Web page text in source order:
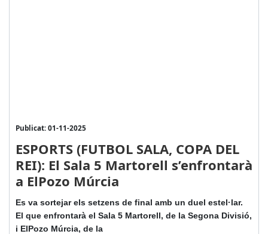
Publicat: 01-11-2025
ESPORTS (FUTBOL SALA, COPA DEL
REI): El Sala 5 Martorell s’enfrontarà
a ElPozo Múrcia
Es va sortejar els setzens de final amb un duel estel·lar.
El que enfrontarà el Sala 5 Martorell, de la Segona Divisió,
i ElPozo Múrcia, de la